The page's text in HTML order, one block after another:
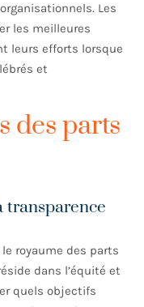
Les
les meilleures
leurs efforts lorsque
et
des parts
transparence
royaume des parts
dans l’équité et
quels objectifs